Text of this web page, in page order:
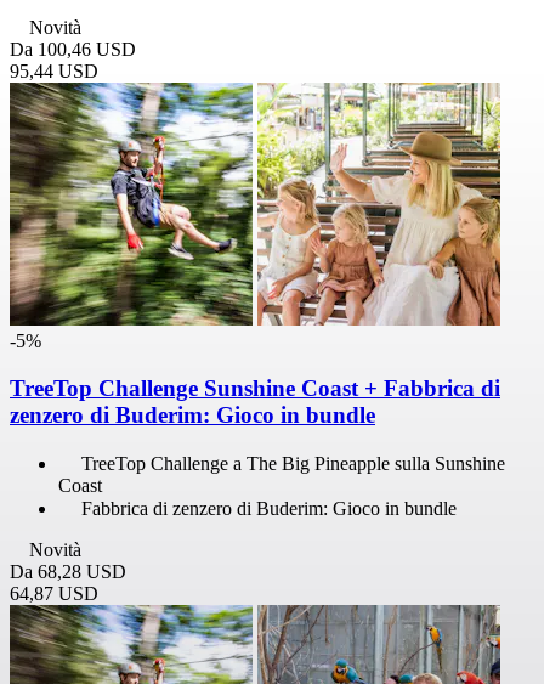
Novità
Da 100,46 USD
95,44 USD
-5%
TreeTop Challenge Sunshine Coast + Fabbrica di
zenzero di Buderim: Gioco in bundle
TreeTop Challenge a The Big Pineapple sulla Sunshine
Coast
Fabbrica di zenzero di Buderim: Gioco in bundle
Novità
Da 68,28 USD
64,87 USD